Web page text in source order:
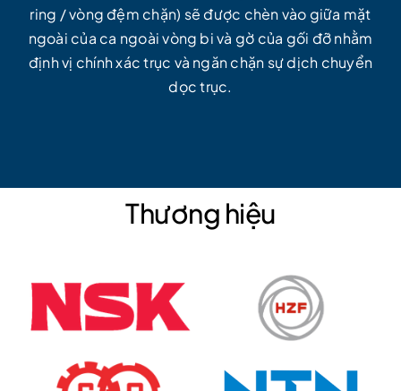
ring / vòng đệm chặn) sẽ được chèn vào giữa mặt
ngoài của ca ngoài vòng bi và gờ của gối đỡ nhằm
định vị chính xác trục và ngăn chặn sự dịch chuyển
dọc trục.
Thương hiệu